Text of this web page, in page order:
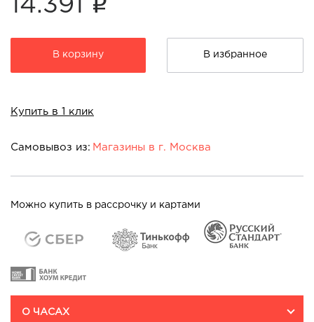
14.391 i
В корзину В избранное
Купить в 1 клик
Самовывоз из: Магазины в г. Москва
Магазины в г. Москва:
т/ц "Авиапарк" ул.
д.10
На карте
Можно купить в рассрочку и картами
О ЧАСАХ